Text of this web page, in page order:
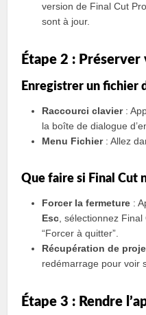
version de Final Cut
sont à jour.
Étape 2 :
Enregistrer un fichier
Raccourci clavier:
la boîte de dialogue
Menu Fichier: Allez
Que faire si Final Cut
Forcer la fermeture :
Esc , sélectionnez
“Forcer à quitter”.
Récupération de
redémarrage pour voir
Étape 3 : Rendre